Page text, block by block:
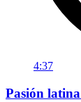
4:37
Pasión latina